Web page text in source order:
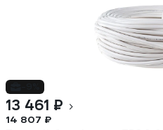
13 461 ₽
14 807 ₽